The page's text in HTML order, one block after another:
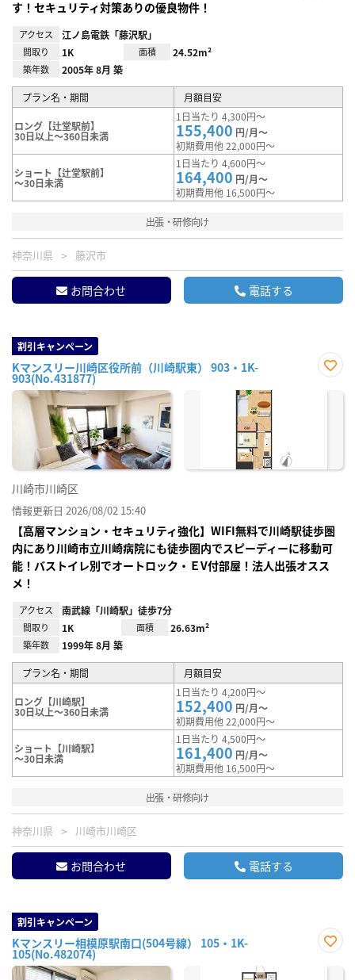
す！セキュリティ対策ありの優良物件！
アクセス 江ノ島電鉄「藤沢駅」
間取り 1K 面積 24.52m²
築年数 2005年 8月 築
プラン名・期間 月額目安
ロング【辻堂駅前】
30日以上～360日未満
1日当たり 4,300円～
155,400 円/月～
初期費用他 22,000円～
ショート【辻堂駅前】
～30日未満
1日当たり 4,600円～
164,400 円/月～
初期費用他 16,500円～
出張・研修向け
神奈川県 藤沢市
お問合わせ 電話する
割引キャンペーン
Kマンスリー川崎区役所前（川崎駅東） 903・1K-
903(No.431877)
に入
川崎市川崎区
情報更新日 2026/08/02 15:40
【高層マンション・セキュリティ強化】WIFI無料で川崎駅徒歩圏
内にあり川崎市立川崎病院にも徒歩圏内でスピーディーに移動可
能！バストイレ別でオートロック・ＥV付部屋！法人出張オスス
メ！
アクセス 南武線「川崎駅」徒歩7分
間取り 1K 面積 26.63m²
築年数 1999年 8月 築
プラン名・期間 月額目安
ロング【川崎駅】
30日以上～360日未満
1日当たり 4,200円～
152,400 円/月～
初期費用他 22,000円～
ショート【川崎駅】
～30日未満
1日当たり 4,500円～
161,400 円/月～
初期費用他 16,500円～
出張・研修向け
神奈川県 川崎市川崎区
お問合わせ 電話する
割引キャンペーン
Kマンスリー相模原駅南口(504号線） 105・1K-
105(No.482074)
に入